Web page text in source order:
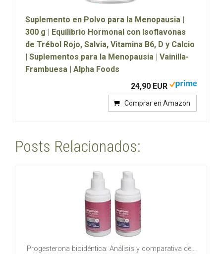
Suplemento en Polvo para la Menopausia |
300 g | Equilibrio Hormonal con Isoflavonas
de Trébol Rojo, Salvia, Vitamina B6, D y Calcio
| Suplementos para la Menopausia | Vainilla-
Frambuesa | Alpha Foods
24,90 EUR
Comprar en Amazon
Posts Relacionados:
Progesterona bioidéntica: Análisis y comparativa de…